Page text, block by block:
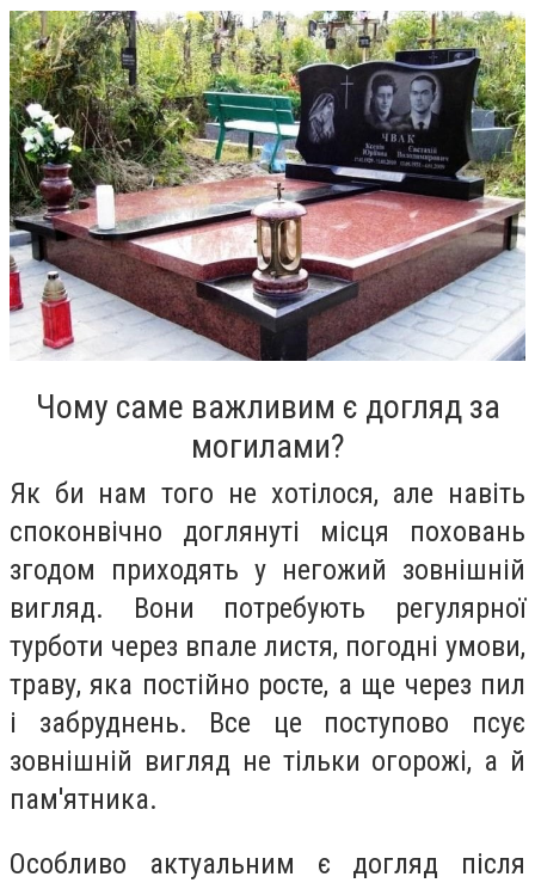
Чому саме важливим є догляд за
могилами?
Як би нам того не хотілося, але навіть
споконвічно доглянуті місця поховань
згодом приходять у негожий зовнішній
вигляд. Вони потребують регулярної
турботи через впале листя, погодні умови,
траву, яка постійно росте, а ще через пил
і забруднень. Все це поступово псує
зовнішній вигляд не тільки огорожі, а й
пам'ятника.
Особливо актуальним є догляд після